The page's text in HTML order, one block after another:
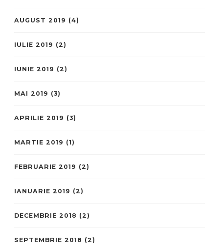
AUGUST 2019 (4)
IULIE 2019 (2)
IUNIE 2019 (2)
MAI 2019 (3)
APRILIE 2019 (3)
MARTIE 2019 (1)
FEBRUARIE 2019 (2)
IANUARIE 2019 (2)
DECEMBRIE 2018 (2)
SEPTEMBRIE 2018 (2)